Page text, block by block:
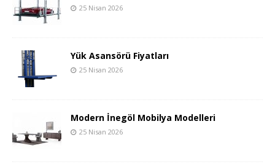
25 Nisan 2026
Yük Asansörü Fiyatları
25 Nisan 2026
Modern İnegöl Mobilya Modelleri
25 Nisan 2026